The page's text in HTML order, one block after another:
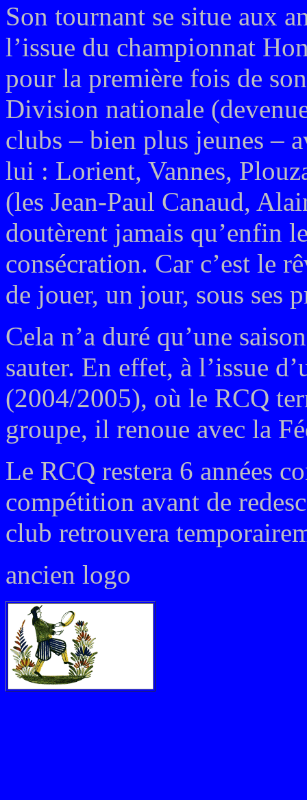
Son tournant se situe aux
l’issue du championnat
pour la première fois de
Division nationale
clubs – bien plus jeunes –
lui : Lorient, Vannes,
(les Jean-Paul Canaud,
doutèrent jamais qu’enfin
consécration. Car c’est le
de jouer, un jour, sous ses
Cela n’a duré qu’une
sauter. En effet, à l’issue
(2004/2005), où le RCQ
groupe, il renoue avec la
Le RCQ restera 6 années
compétition avant de
club retrouvera
ancien logo